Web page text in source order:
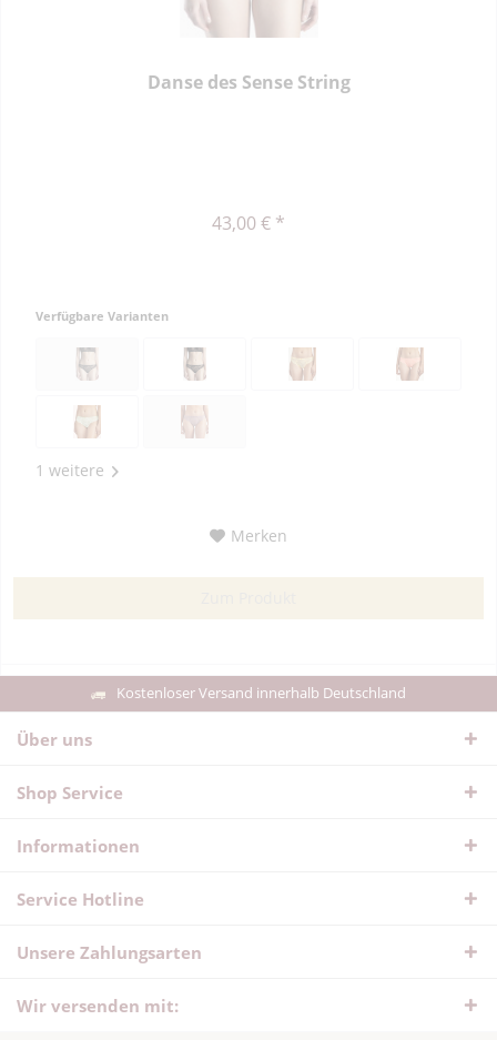
Danse des Sense String
43,00 € *
Verfügbare Varianten
1 weitere
Merken
Kostenloser Versand innerhalb Deutschland
Über uns
Shop Service
Informationen
Service Hotline
Unsere Zahlungsarten
Wir versenden mit: